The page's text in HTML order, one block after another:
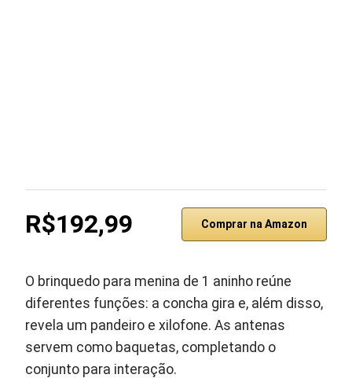
R$192,99 Comprar na Amazon
O brinquedo para menina de 1 aninho reúne
diferentes funções: a concha gira e, além disso,
revela um pandeiro e xilofone. As antenas
servem como baquetas, completando o
conjunto para interação.